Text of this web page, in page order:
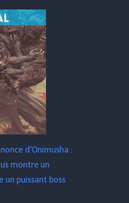
d'Onimusha :
montre un
un puissant boss